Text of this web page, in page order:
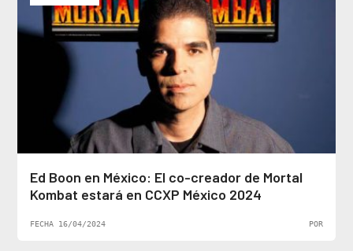
Ed Boon en México: El co-creador de Mortal
Kombat estará en CCXP México 2024
FECHA 16/04/2024 POR